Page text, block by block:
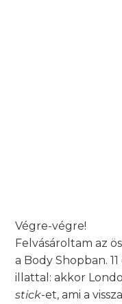
Végre-végre!
Felvásároltam az
a Body Shopban.
illattal: akkor
stick-et, ami a